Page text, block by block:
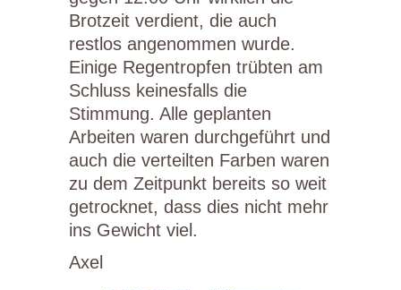
Brotzeit verdient, die auch
restlos angenommen wurde.
Einige Regentropfen trübten am
Schluss keinesfalls die
Stimmung. Alle geplanten
Arbeiten waren durchgeführt und
auch die verteilten Farben waren
zu dem Zeitpunkt bereits so weit
getrocknet, dass dies nicht mehr
ins Gewicht viel.
Axel